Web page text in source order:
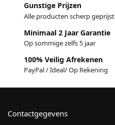
Gunstige Prijzen
Alle producten scherp geprijst
Minimaal 2 Jaar Garantie
Op sommige zelfs 5 jaar
100% Veilig Afrekenen
PayPal / Ideal/ Op Rekening
Contactgegevens